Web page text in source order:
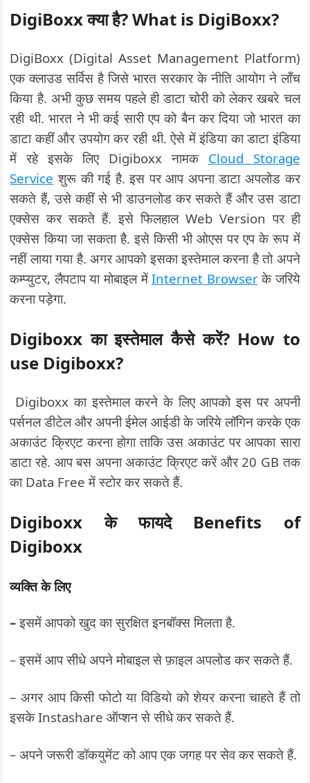
DigiBoxx क्या है? What is DigiBoxx?
DigiBoxx (Digital Asset Management Platform)
एक क्लाउड सर्विस है जिसे भारत सरकार के नीति आयोग ने लॉंच
किया है. अभी कुछ समय पहले ही डाटा चोरी को लेकर खबरे चल
रही थी. भारत ने भी कई सारी एप को बैन कर दिया जो भारत का
डाटा कहीं और उपयोग कर रही थी. ऐसे में इंडिया का डाटा इंडिया
में रहे इसके लिए Digiboxx नामक Cloud Storage
Service शुरू की गई है. इस पर आप अपना डाटा अपलोड कर
सकते हैं, उसे कहीं से भी डाउनलोड कर सकते हैं और उस डाटा
एक्सेस कर सकते हैं. इसे फिलहाल Web Version पर ही
एक्सेस किया जा सकता है. इसे किसी भी ओएस पर एप के रूप में
नहीं लाया गया है. अगर आपको इसका इस्तेमाल करना है तो अपने
कम्प्युटर, लैपटाप या मोबाइल मेंInternet Browserके जरिये
करना पड़ेगा.
Digiboxx का इस्तेमाल कैसे करें? How to
use Digiboxx?
Digiboxx का इस्तेमाल करने के लिए आपको इस पर अपनी
पर्सनल डीटेल और अपनी ईमेल आईडी के जरिये लॉगिन करके एक
अकाउंट क्रिएट करना होगा ताकि उस अकाउंट पर आपका सारा
डाटा रहे. आप बस अपना अकाउंट क्रिएट करें और 20 GB तक
का Data Free में स्टोर कर सकते हैं.
Digiboxx के फायदे Benefits of
Digiboxx
व्यक्ति के लिए
–इसमें आपको खुद का सुरक्षित इनबॉक्स मिलता है.
– इसमें आप सीधे अपने मोबाइल से फ़ाइल अपलोड कर सकते हैं.
– अगर आप किसी फोटो या विडियो को शेयर करना चाहते हैं तो
इसके Instashare ऑप्शन से सीधे कर सकते हैं.
– अपने जरूरी डॉकयुमेंट को आप एक जगह पर सेव कर सकते हैं.